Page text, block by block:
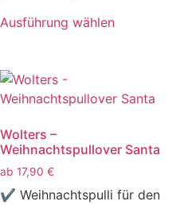
Ausführung wählen
Wolters –
Weihnachtspullover Santa
ab 17,90 €
✔ Weihnachtspulli für den